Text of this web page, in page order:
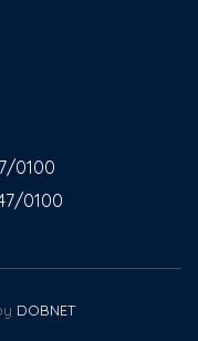
0100
0100
DOBNET